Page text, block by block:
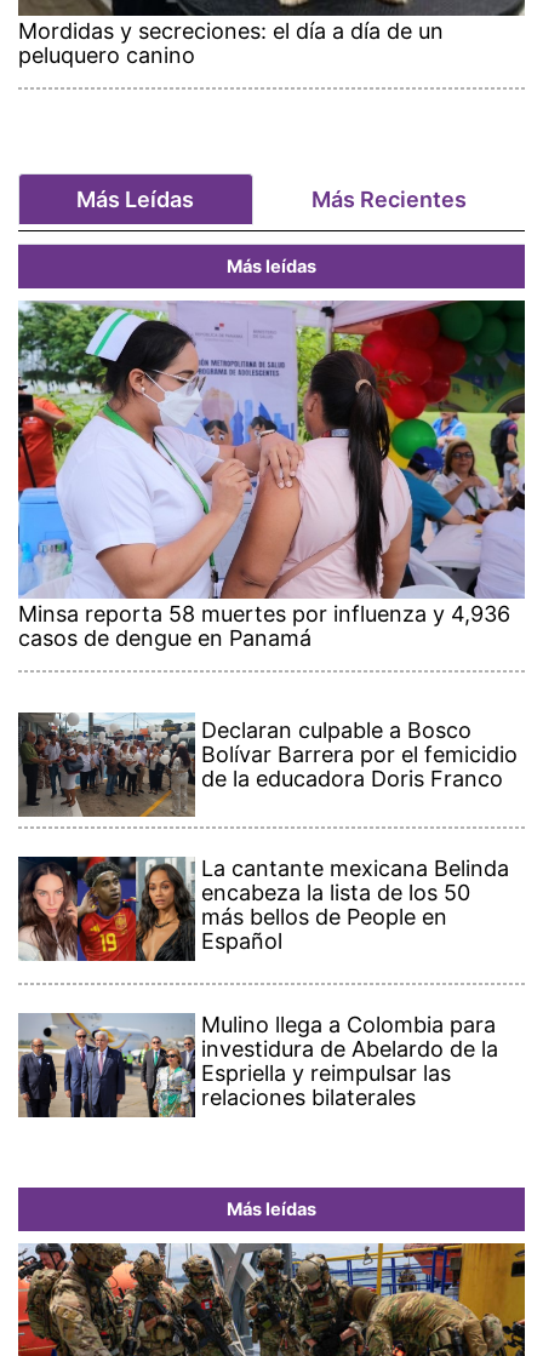
Mordidas y secreciones: el día a día de un
peluquero canino
Más Leídas Más Recientes
Más leídas
Minsa reporta 58 muertes por influenza y 4,936
casos de dengue en Panamá
Declaran culpable a Bosco
Bolívar Barrera por el femicidio
de la educadora Doris Franco
La cantante mexicana Belinda
encabeza la lista de los 50
más bellos de People en
Español
Mulino llega a Colombia para
investidura de Abelardo de la
Espriella y reimpulsar las
relaciones bilaterales
Más leídas